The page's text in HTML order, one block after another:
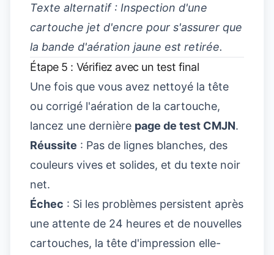
Texte alternatif : Inspection d'une
cartouche jet d'encre pour s'assurer que
la bande d'aération jaune est retirée.
Étape 5 : Vérifiez avec un test final
Une fois que vous avez nettoyé la tête
ou corrigé l'aération de la cartouche,
lancez une dernière page de test CMJN.
Réussite : Pas de lignes blanches, des
couleurs vives et solides, et du texte noir
net.
Échec : Si les problèmes persistent après
une attente de 24 heures et de nouvelles
cartouches, la tête d'impression elle-